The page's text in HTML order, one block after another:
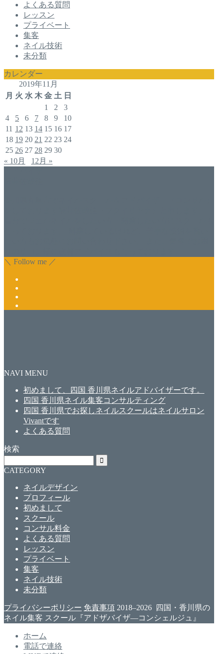
よくある質問
レッスン
プライベート
集客
ネイル技術
未分類
カレンダー
2019年11月
月 火 水 木 金 土 日
1
2
3
4
5 6 7 8 9
10
11 12 13 14 15 16 17
18 19 20 21 22 23 24
25 26 27 28 29 30
« 10月
12月 »
＼ Follow me ／
NAVI MENU
初めまして、四国 香川県ネイルアドバイザーです。
四国 香川県ネイル集客コンサルティング
四国 香川県でお探しネイルスクールはネイルサロン
Vivantです
よくある質問
検索
CATEGORY
ネイルデザイン
プロフィール
初めまして
スクール
コンサル料金
よくある質問
レッスン
プライベート
集客
ネイル技術
未分類
プライバシーポリシー 免責事項 2018–2026 四国・香川県の
ネイル集客 スクール『アドザバイザ―コンシェルジュ』
ホーム
電話で連絡